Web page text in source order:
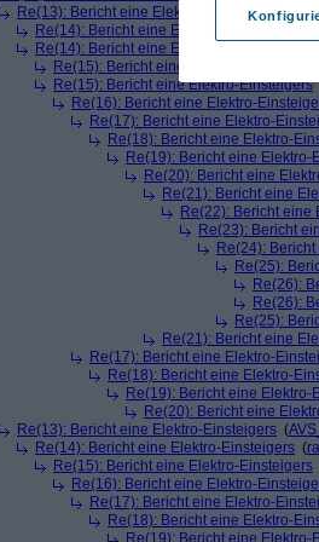
Re(13): Bericht eine Elektro-Einsteigers(
Re(14): Bericht eine Elektro-Einsteigers
Re(14): Bericht eine Elektro-Einsteigers
Re(15): Bericht eine Elektro-Einsteigers
Re(15): Bericht eine Elektro-Einsteigers
Re(16): Bericht eine Elektro-
Re(17): Bericht eine Elektro-
Re(18): Bericht eine Elektro-
Re(19): Bericht eine Elektro-
Re(20): Bericht eine
Re(21): Bericht eine
Re(22): Bericht eine
Re(23): Bericht
Re(24):
Re(25):
Re(26):
Re(26):
Re(25):
Re(21): Bericht eine
Re(17): Bericht eine Elektro-
Re(18): Bericht eine Elektro-
Re(19): Bericht eine Elektro-
Re(20): Bericht eine
Re(13): Bericht eine Elektro-Einsteigers (
Re(14): Bericht eine Elektro-Einsteigers (
Re(15): Bericht eine Elektro-Einsteigers
Re(16): Bericht eine Elektro-
Re(17): Bericht eine Elektro-
Re(18): Bericht eine Elektro-
Re(19): Bericht eine Elektro-